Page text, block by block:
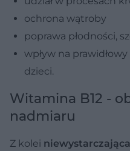
ochrona wątroby
poprawa płodności,
wpływ na
dzieci.
Witamina B12 -
nadmiaru
Z kolei